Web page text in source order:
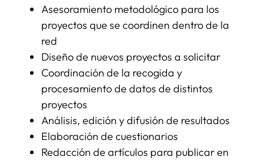
Asesoramiento metodológico para los
proyectos que se coordinen dentro de la
red
Diseño de nuevos proyectos a solicitar
Coordinación de la recogida y
procesamiento de datos de distintos
proyectos
Análisis, edición y difusión de resultados
Elaboración de cuestionarios
Redacción de artículos para publicar en